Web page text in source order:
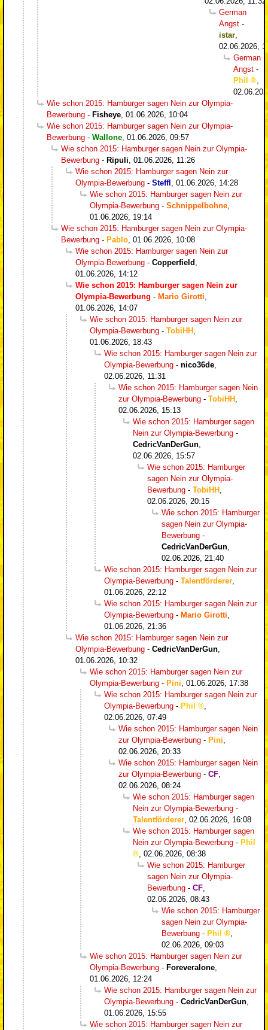
German
Angst -
istar,
02.06.2026,
German
Angst -
Phil
,
Wie schon 2015: Hamburger sagen Nein zur Olympia-
Bewerbung - Fisheye, 01.06.2026, 10:04
Wie schon 2015: Hamburger sagen Nein zur Olympia-
Bewerbung - Wallone, 01.06.2026, 09:57
Wie schon 2015: Hamburger sagen Nein zur Olympia-
Bewerbung - Ripuli, 01.06.2026, 11:26
Wie schon 2015: Hamburger sagen Nein zur
Olympia-Bewerbung - Steffl , 01.06.2026, 14:28
Wie schon 2015: Hamburger sagen Nein zur
Olympia-Bewerbung - Schnippelbohne,
01.06.2026, 19:14
Wie schon 2015: Hamburger sagen Nein zur Olympia-
Bewerbung - Pablo, 01.06.2026, 10:08
Wie schon 2015: Hamburger sagen Nein zur
Olympia-Bewerbung - Copperfield ,
01.06.2026, 14:12
Wie schon 2015: Hamburger sagen Nein zur
Olympia-Bewerbung - Mario Girotti,
01.06.2026, 14:07
Wie schon 2015: Hamburger sagen Nein zur
Olympia-Bewerbung - TobiHH ,
01.06.2026, 18:43
Wie schon 2015: Hamburger sagen Nein zur
Olympia-Bewerbung - nico36de,
02.06.2026, 11:31
Wie schon 2015: Hamburger sagen Nein
zur Olympia-Bewerbung - TobiHH ,
02.06.2026, 15:13
Wie schon 2015: Hamburger sagen
Nein zur Olympia-Bewerbung -
CedricVanDerGun,
02.06.2026, 15:57
Wie schon 2015: Hamburger
sagen Nein zur Olympia-
Bewerbung - TobiHH ,
02.06.2026, 20:15
Wie schon 2015: Hamburger
sagen Nein zur Olympia-
Bewerbung -
CedricVanDerGun,
02.06.2026, 21:40
Wie schon 2015: Hamburger sagen Nein zur
Olympia-Bewerbung - Talentförderer,
01.06.2026, 22:12
Wie schon 2015: Hamburger sagen Nein zur
Olympia-Bewerbung - Mario Girotti,
01.06.2026, 21:36
Wie schon 2015: Hamburger sagen Nein zur
Olympia-Bewerbung - CedricVanDerGun,
01.06.2026, 10:32
Wie schon 2015: Hamburger sagen Nein zur
Olympia-Bewerbung - Pini, 01.06.2026, 17:38
Wie schon 2015: Hamburger sagen Nein zur
Olympia-Bewerbung - Phil
,
02.06.2026, 07:49
Wie schon 2015: Hamburger sagen Nein
zur Olympia-Bewerbung - Pini,
02.06.2026, 20:33
Wie schon 2015: Hamburger sagen Nein
zur Olympia-Bewerbung - CF,
02.06.2026, 08:24
Wie schon 2015: Hamburger sagen
Nein zur Olympia-Bewerbung -
Talentförderer, 02.06.2026, 16:08
Wie schon 2015: Hamburger sagen
Nein zur Olympia-Bewerbung - Phil
, 02.06.2026, 08:38
Wie schon 2015: Hamburger
sagen Nein zur Olympia-
Bewerbung - CF,
02.06.2026, 08:43
Wie schon 2015: Hamburger
sagen Nein zur Olympia-
Bewerbung - Phil
,
02.06.2026, 09:03
Wie schon 2015: Hamburger sagen Nein zur
Olympia-Bewerbung - Foreveralone,
01.06.2026, 12:24
Wie schon 2015: Hamburger sagen Nein zur
Olympia-Bewerbung - CedricVanDerGun,
01.06.2026, 15:55
Wie schon 2015: Hamburger sagen Nein zur